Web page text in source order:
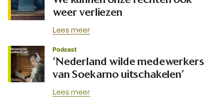
weer verliezen
Lees meer
Podcast
‘Nederland wilde medewerkers
van Soekarno uitschakelen’
Lees meer